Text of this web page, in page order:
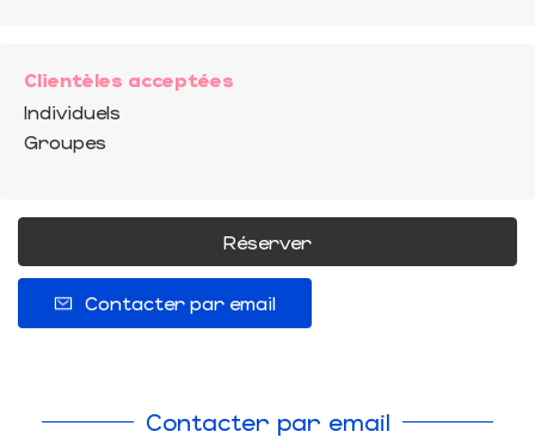
Clientèles acceptées
Individuels
Groupes
Réserver
Contacter par email
Contacter par email